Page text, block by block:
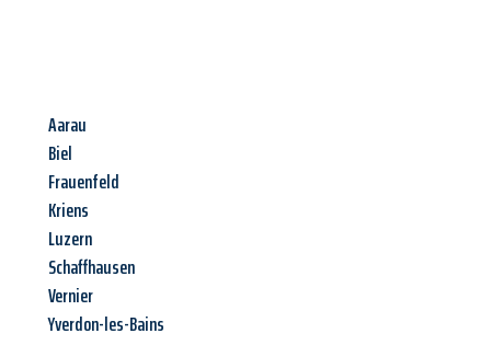
Aarau
Biel
Frauenfeld
Kriens
Luzern
Schaffhausen
Vernier
Yverdon-les-Bains